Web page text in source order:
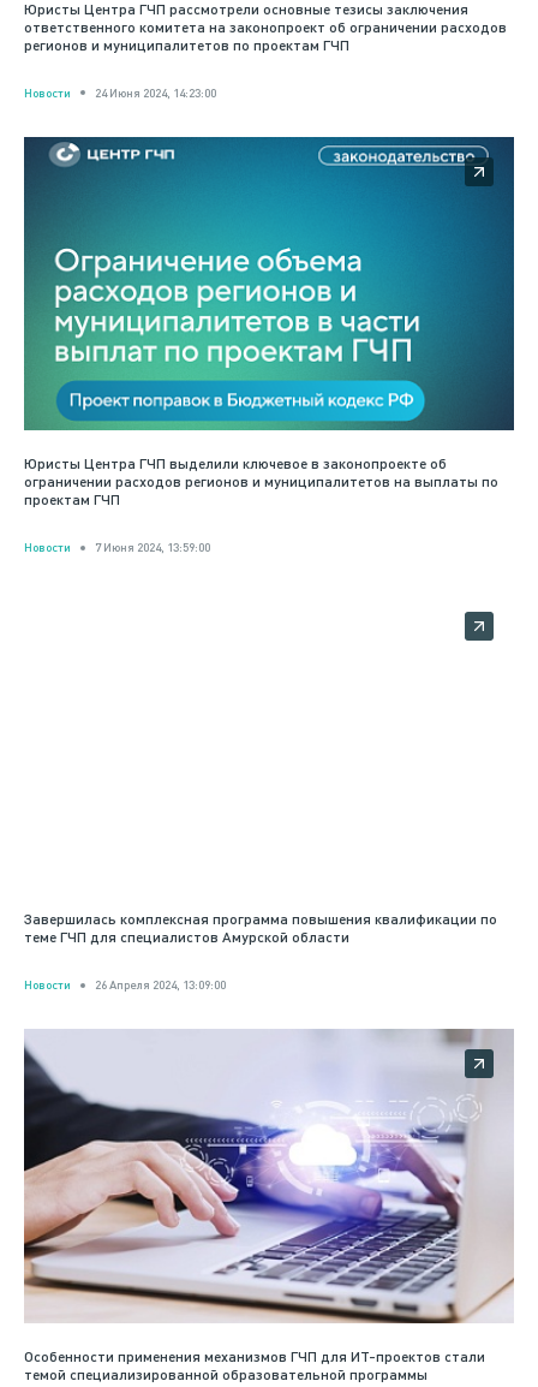
Юристы Центра ГЧП рассмотрели основные тезисы заключения
ответственного комитета на законопроект об ограничении расходов
регионов и муниципалитетов по проектам ГЧП
Новости 24 Июня 2024, 14:23:00
Юристы Центра ГЧП выделили ключевое в законопроекте об
ограничении расходов регионов и муниципалитетов на выплаты по
проектам ГЧП
Новости 7 Июня 2024, 13:59:00
Завершилась комплексная программа повышения квалификации по
теме ГЧП для специалистов Амурской области
Новости 26 Апреля 2024, 13:09:00
Особенности применения механизмов ГЧП для ИТ-проектов стали
темой специализированной образовательной программы